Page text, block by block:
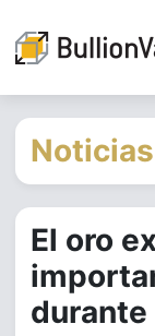
El oro